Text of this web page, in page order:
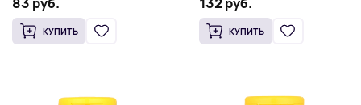
7,6 г (0,26 унции)
КУПИТЬ КУПИТЬ